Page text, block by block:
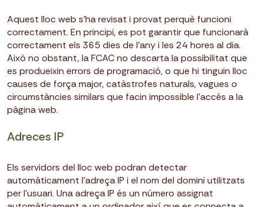
Aquest lloc web s’ha revisat i provat perquè funcioni
correctament. En principi, es pot garantir que funcionarà
correctament els 365 dies de l’any i les 24 hores al dia.
Això no obstant, la FCAC no descarta la possibilitat que
es produeixin errors de programació, o que hi tinguin lloc
causes de força major, catàstrofes naturals, vagues o
circumstàncies similars que facin impossible l’accés a la
pàgina web.
Adreces IP
Els servidors del lloc web podran detectar
automàticament l’adreça IP i el nom del domini utilitzats
per l’usuari. Una adreça IP és un número assignat